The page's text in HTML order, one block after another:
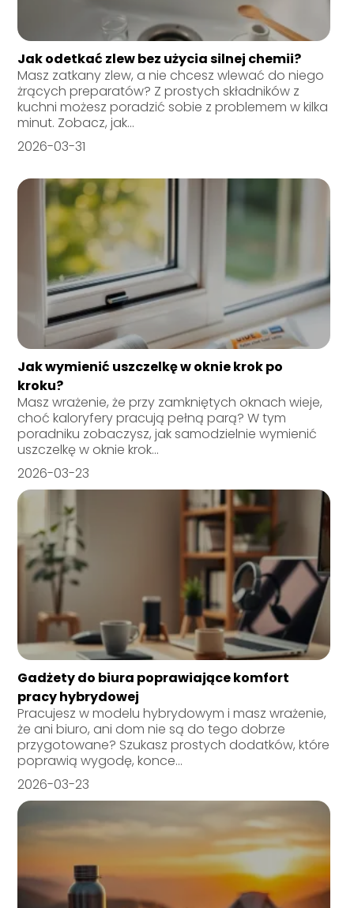
Jak odetkać zlew bez użycia silnej chemii?
Masz zatkany zlew, a nie chcesz wlewać do niego
żrących preparatów? Z prostych składników z
kuchni możesz poradzić sobie z problemem w kilka
minut. Zobacz, jak...
2026-03-31
Jak wymienić uszczelkę w oknie krok po
kroku?
Masz wrażenie, że przy zamkniętych oknach wieje,
choć kaloryfery pracują pełną parą? W tym
poradniku zobaczysz, jak samodzielnie wymienić
uszczelkę w oknie krok...
2026-03-23
Gadżety do biura poprawiające komfort
pracy hybrydowej
Pracujesz w modelu hybrydowym i masz wrażenie,
że ani biuro, ani dom nie są do tego dobrze
przygotowane? Szukasz prostych dodatków, które
poprawią wygodę, konce...
2026-03-23